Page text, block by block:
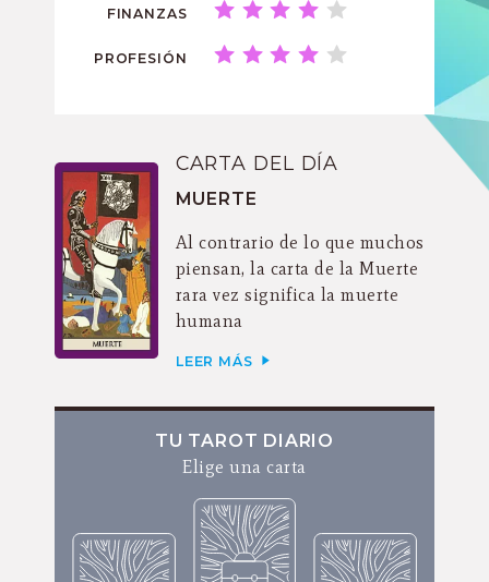
FINANZAS
PROFESIÓN
CARTA DEL DÍA
MUERTE
Al contrario de lo que muchos
piensan, la carta de la Muerte
rara vez significa la muerte
humana
LEER MÁS
TU TAROT DIARIO
Elige una carta